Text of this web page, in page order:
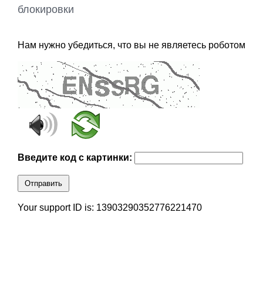
блокировки
Нам нужно убедиться, что вы не являетесь роботом
Введите код с картинки:
Отправить
Your support ID is: 13903290352776221470